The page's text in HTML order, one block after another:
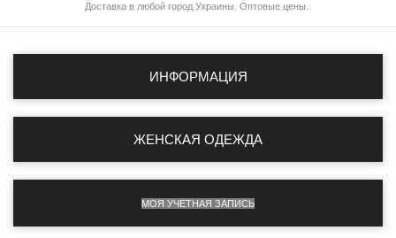
Доставка в любой город Украины. Оптовые цены.
ИНФОРМАЦИЯ
ЖЕНСКАЯ ОДЕЖДА
МОЯ УЧЕТНАЯ ЗАПИСЬ